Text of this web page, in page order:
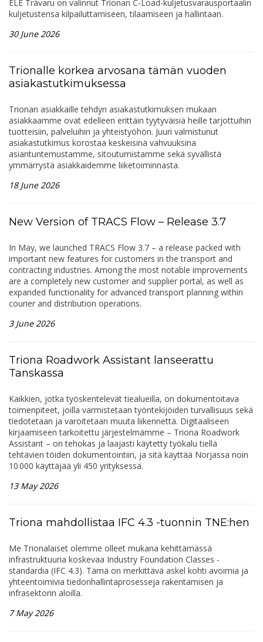
ELE Trävaru on valinnut Trionan C-Load-kuljetusvarausportaalin
kuljetustensa kilpailuttamiseen, tilaamiseen ja hallintaan.
30 June 2026
Trionalle korkea arvosana tämän vuoden
asiakastutkimuksessa
Trionan asiakkaille tehdyn asiakastutkimuksen mukaan
asiakkaamme ovat edelleen erittäin tyytyväisiä heille tarjottuihin
tuotteisiin, palveluihin ja yhteistyöhön. Juuri valmistunut
asiakastutkimus korostaa keskeisinä vahvuuksina
asiantuntemustamme, sitoutumistamme sekä syvällistä
ymmärrystä asiakkaidemme liiketoiminnasta.
18 June 2026
New Version of TRACS Flow – Release 3.7
In May, we launched TRACS Flow 3.7 – a release packed with
important new features for customers in the transport and
contracting industries. Among the most notable improvements
are a completely new customer and supplier portal, as well as
expanded functionality for advanced transport planning within
courier and distribution operations.
3 June 2026
Triona Roadwork Assistant lanseerattu
Tanskassa
Kaikkien, jotka työskentelevät tiealueilla, on dokumentoitava
toimenpiteet, joilla varmistetaan työntekijöiden turvallisuus sekä
tiedotetaan ja varoitetaan muuta liikennettä. Digitaaliseen
kirjaamiseen tarkoitettu järjestelmämme – Triona Roadwork
Assistant – on tehokas ja laajasti käytetty työkalu tiellä
tehtävien töiden dokumentointiin, ja sitä käyttää Norjassa noin
10 000 käyttäjää yli 450 yrityksessä.
13 May 2026
Triona mahdollistaa IFC 4.3 -tuonnin TNE:hen
Me Trionalaiset olemme olleet mukana kehittämässä
infrastruktuuria koskevaa Industry Foundation Classes -
standardia (IFC 4.3). Tämä on merkittävä askel kohti avoimia ja
yhteentoimivia tiedonhallintaprosesseja rakentamisen ja
infrasektorin aloilla.
7 May 2026